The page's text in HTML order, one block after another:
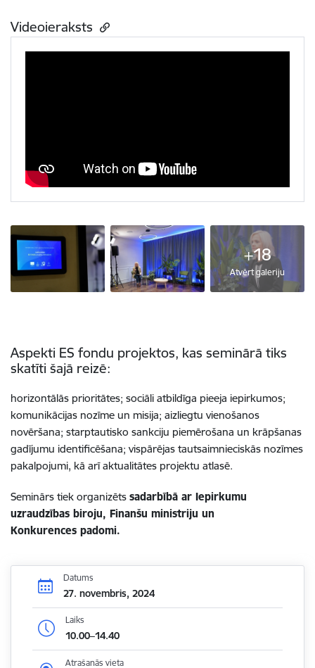
Videoieraksts
+18
Atvērt galeriju
Aspekti ES fondu projektos, kas seminārā tiks
skatīti šajā reizē:
horizontālās prioritātes; sociāli atbildīga pieeja iepirkumos;
komunikācijas nozīme un misija; aizliegtu vienošanos
novēršana; starptautisko sankciju piemērošana un krāpšanas
gadījumu identificēšana; vispārējas tautsaimnieciskās nozīmes
pakalpojumi, kā arī aktualitātes projektu atlasē.
Seminārs tiek organizēts sadarbībā ar Iepirkumu
uzraudzības biroju, Finanšu ministriju un
Konkurences padomi.
Datums
27. novembris, 2024
Laiks
10.00–14.40
Atrašanās vieta